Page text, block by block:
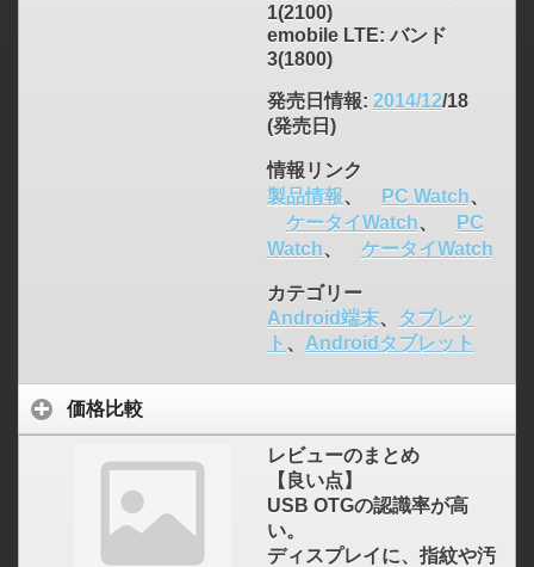
1(2100)
emobile LTE: バンド
3(1800)
発売日情報: 2014/12/18
(発売日)
情報リンク
製品情報、 PC Watch、
ケータイWatch、
PC
Watch、 ケータイWatch
カテゴリー
Android端末、
タブレッ
ト 、 Androidタブレット
価格比較
レビューのまとめ
【良い点】
USB OTGの認識率が高
い。
ディスプレイに、指紋や汚